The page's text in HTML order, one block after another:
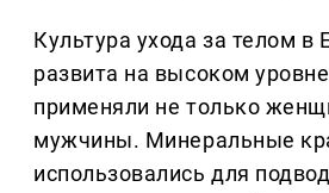
Культура ухода за телом в
развита на высоком
применяли не только
мужчины. Минеральные
использовались для